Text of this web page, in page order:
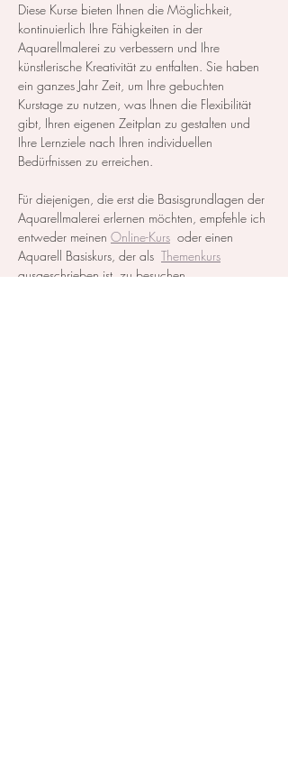
Diese Kurse bieten Ihnen die Möglichkeit,
kontinuierlich Ihre Fähigkeiten in der
Aquarellmalerei zu verbessern und Ihre
künstlerische Kreativität zu entfalten. Sie haben
ein ganzes Jahr Zeit, um Ihre gebuchten
Kurstage zu nutzen, was Ihnen die Flexibilität
gibt, Ihren eigenen Zeitplan zu gestalten und
Ihre Lernziele nach Ihren individuellen
Bedürfnissen zu erreichen.
Für diejenigen, die erst die Basisgrundlagen der
Aquarellmalerei erlernen möchten, empfehle ich
entweder meinen Online-Kurs oder einen
Aquarell Basiskurs, der als Themenkurs
ausgeschrieben ist, zu besuchen.